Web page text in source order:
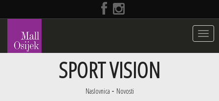
Toggle
SPORT VISION
Naslovnica Novosti